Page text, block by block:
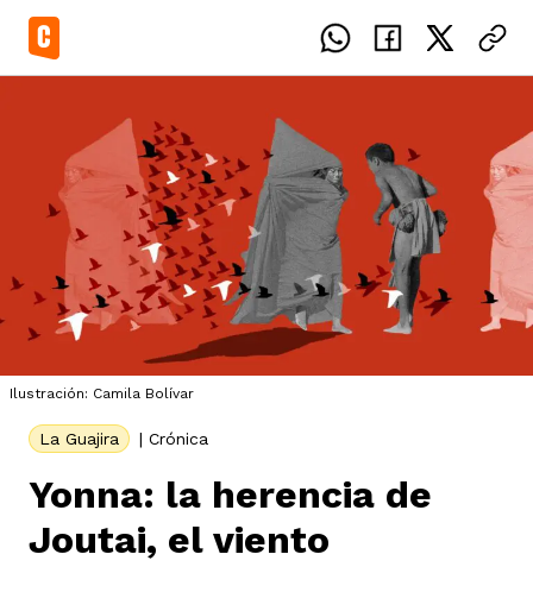
Ilustración: Camila Bolívar
La Guajira | Crónica
Yonna: la herencia de
Joutai, el viento
del Caguán
del Cesar
étnicos